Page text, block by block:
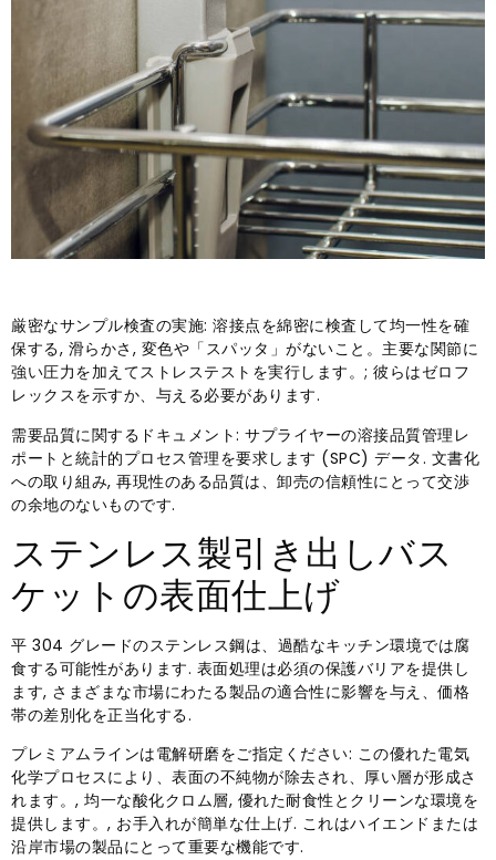
厳密なサンプル検査の実施: 溶接点を綿密に検査して均一性を確
保する, 滑らかさ, 変色や「スパッタ」がないこと。主要な関節に
強い圧力を加えてストレステストを実行します。; 彼らはゼロフ
レックスを示すか、与える必要があります.
需要品質に関するドキュメント: サプライヤーの溶接品質管理レ
ポートと統計的プロセス管理を要求します (SPC) データ. 文書化
への取り組み, 再現性のある品質は、卸売の信頼性にとって交渉
の余地のないものです.
ステンレス製引き出しバス
ケットの表面仕上げ
平 304 グレードのステンレス鋼は、過酷なキッチン環境では腐
食する可能性があります. 表面処理は必須の保護バリアを提供し
ます, さまざまな市場にわたる製品の適合性に影響を与え、価格
帯の差別化を正当化する.
プレミアムラインは電解研磨をご指定ください: この優れた電気
化学プロセスにより、表面の不純物が除去され、厚い層が形成さ
れます。, 均一な酸化クロム層, 優れた耐食性とクリーンな環境を
提供します。, お手入れが簡単な仕上げ. これはハイエンドまたは
沿岸市場の製品にとって重要な機能です.